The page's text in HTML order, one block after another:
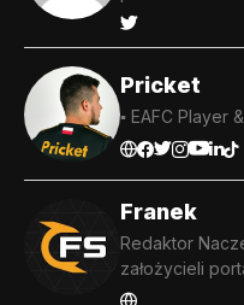
Pricket
▪️ EAFC Player
Franek
Redaktor
założycieli